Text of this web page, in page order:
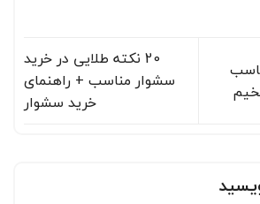
مناسب
20 نکته طلایی در خرید
سشوار مناسب + راهنمای
خرید سشوار